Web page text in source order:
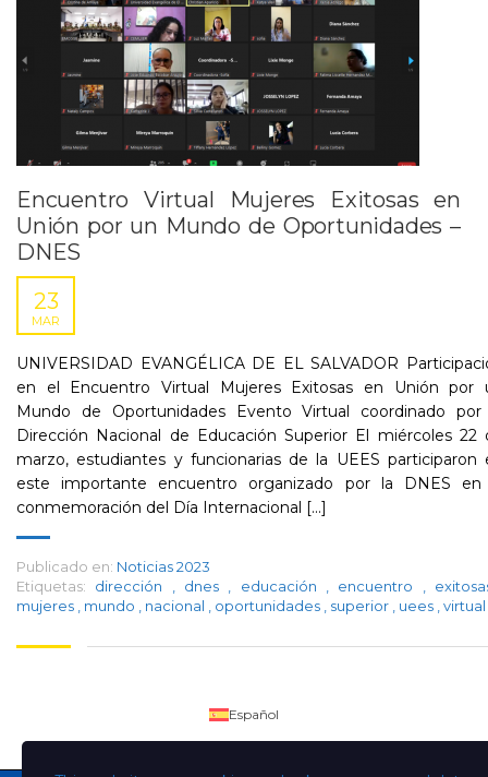
Encuentro Virtual Mujeres Exitosas en
Unión por un Mundo de Oportunidades –
DNES
23
MAR
UNIVERSIDAD EVANGÉLICA DE EL SALVADOR
en el Encuentro Virtual Mujeres Exitosas en Unión por
Mundo de Oportunidades Evento Virtual coordinado por
Dirección Nacional de Educación Superior El miércoles 22
marzo, estudiantes y funcionarias de la UEES participaron
este importante encuentro organizado por la DNES en
conmemoración del Día Internacional [...]
Publicado en: Noticias 2023
Etiquetas:
dirección dnes educación encuentro
mujeres
mundo nacional oportunidades superior uees virtual
Español